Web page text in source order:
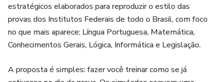
estratégicos elaborados para reproduzir o estilo das
provas dos Institutos Federais de todo o Brasil, com foco
no que mais aparece: Língua Portuguesa, Matemática,
Conhecimentos Gerais, Lógica, Informática e Legislação.
A proposta é simples: fazer você treinar como se já